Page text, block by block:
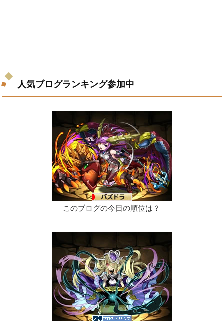
人気ブログランキング参加中
このブログの今日の順位は？